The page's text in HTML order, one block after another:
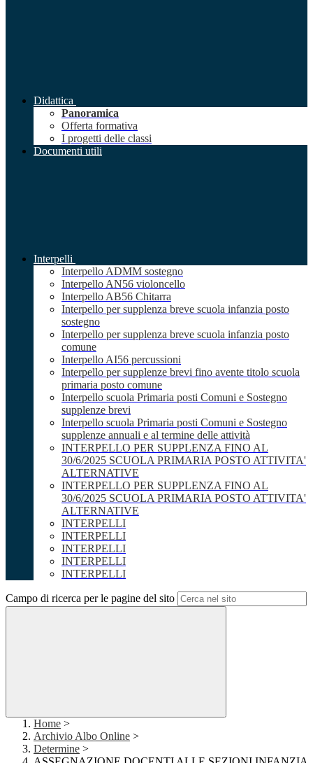
Didattica
Panoramica
Offerta formativa
I progetti delle classi
Documenti utili
Interpelli
Interpello ADMM sostegno
Interpello AN56 violoncello
Interpello AB56 Chitarra
Interpello per supplenza breve scuola infanzia posto
sostegno
Interpello per supplenza breve scuola infanzia posto
comune
Interpello AI56 percussioni
Interpello per supplenze brevi fino avente titolo scuola
primaria posto comune
Interpello scuola Primaria posti Comuni e Sostegno
supplenze brevi
Interpello scuola Primaria posti Comuni e Sostegno
supplenze annuali e al termine delle attività
INTERPELLO PER SUPPLENZA FINO AL
30/6/2025 SCUOLA PRIMARIA POSTO ATTIVITA'
ALTERNATIVE
INTERPELLO PER SUPPLENZA FINO AL
30/6/2025 SCUOLA PRIMARIA POSTO ATTIVITA'
ALTERNATIVE
INTERPELLI
INTERPELLI
INTERPELLI
INTERPELLI
INTERPELLI
Campo di ricerca per le pagine del sito
Home >
Archivio Albo Online >
Determine >